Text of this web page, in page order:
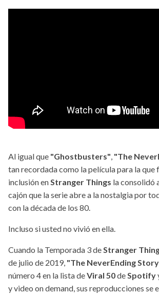
Al igual que "Ghostbusters", "The
tan recordada como la película para la que
inclusión enStranger Things la consolidó
cajón que la serie abre a la nostalgia por
con la década de los 80.
Incluso si usted no vivió en ella.
Cuando la Temporada 3 deStranger
de julio de 2019, "The NeverEnding
número 4 en la lista deViral 50deSpotify
y video on demand, sus reproducciones se